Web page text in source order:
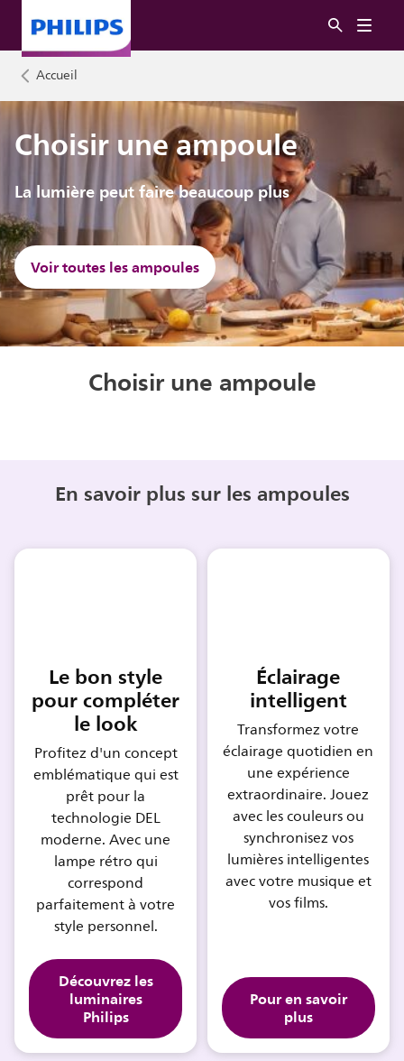
Accueil
Choisir une ampoule
La lumière peut faire beaucoup plus
Voir toutes les ampoules
Choisir une ampoule
En savoir plus sur les ampoules
Le bon style
pour compléter
le look
Profitez d'un concept
emblématique qui est
prêt pour la
technologie DEL
moderne. Avec une
lampe rétro qui
correspond
parfaitement à votre
style personnel.
Découvrez les
luminaires
Philips
Éclairage
intelligent
Transformez votre
éclairage quotidien en
une expérience
extraordinaire. Jouez
avec les couleurs ou
synchronisez vos
lumières intelligentes
avec votre musique et
vos films.
Pour en savoir
plus